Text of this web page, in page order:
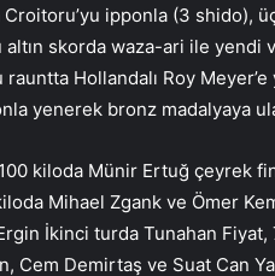
ipponla (3 shido),
skorda waza-ari ile yendi
Hollandalı Roy
yenerek bronz madalyaya
kiloda Münir Ertuğ çeyrek
Mihael Zgank ve Ömer
İkinci turda Tunahan Fiyat,
Cem Demirtaş ve Suat Can